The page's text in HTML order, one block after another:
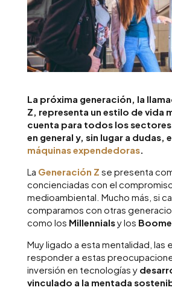
La próxima generación, la
Z, representa un estilo de vida
cuenta para todos los
en general y, sin lugar a dudas,
máquinas expendedoras.
La Generación Z se presenta
concienciadas con el
medioambiental. Mucho más, si
comparamos con otras
como los Millennialsy los
Muy ligado a esta mentalidad, las
responder a estas
inversión en tecnologías y
vinculado a la mentada